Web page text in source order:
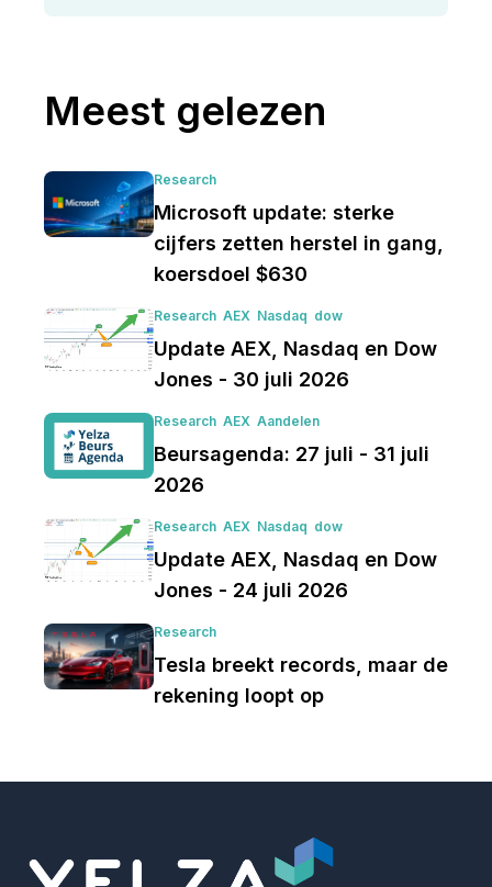
Meest gelezen
Research
Microsoft update: sterke
cijfers zetten herstel in gang,
koersdoel $630
Research AEX Nasdaq dow
Update AEX, Nasdaq en Dow
Jones - 30 juli 2026
Research AEX Aandelen
Beursagenda: 27 juli - 31 juli
2026
Research AEX Nasdaq dow
Update AEX, Nasdaq en Dow
Jones - 24 juli 2026
Research
Tesla breekt records, maar de
rekening loopt op